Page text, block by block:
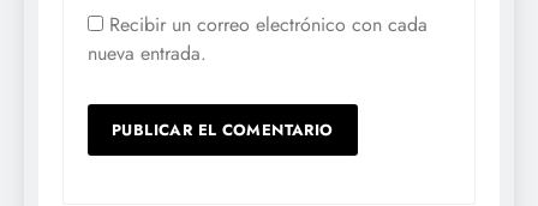
Recibir un correo electrónico con cada
nueva entrada.